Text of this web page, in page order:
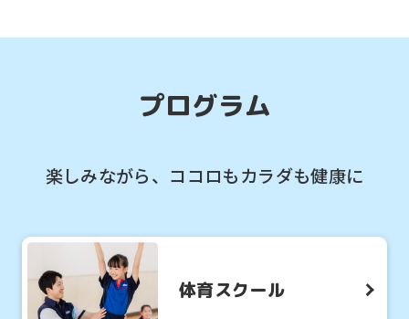
プログラム
楽しみながら、ココロもカラダも健康に
体育スクール